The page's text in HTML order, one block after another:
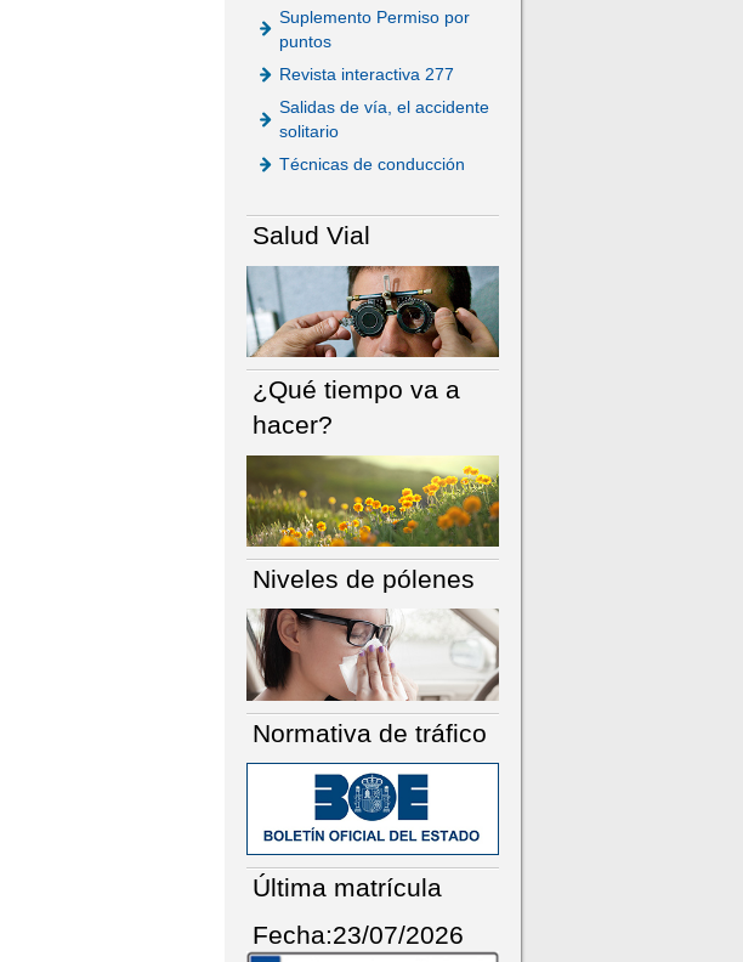
Suplemento Permiso por
puntos
Revista interactiva 277
Salidas de vía, el accidente
solitario
Técnicas de conducción
Salud Vial
¿Qué tiempo va a
hacer?
Niveles de pólenes
Normativa de tráfico
Última matrícula
Fecha:23/07/2026